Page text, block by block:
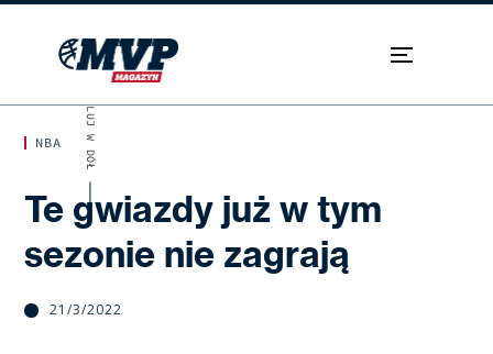
NBA
Te gwiazdy już w tym
sezonie nie zagrają
21/3/2022
SKROLUJ W DÓŁ